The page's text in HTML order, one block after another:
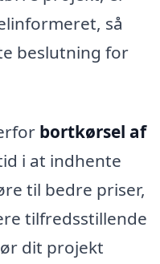
så
beslutning for
bortkørsel af
i at indhente
til bedre priser,
tilfredsstillende
dit projekt